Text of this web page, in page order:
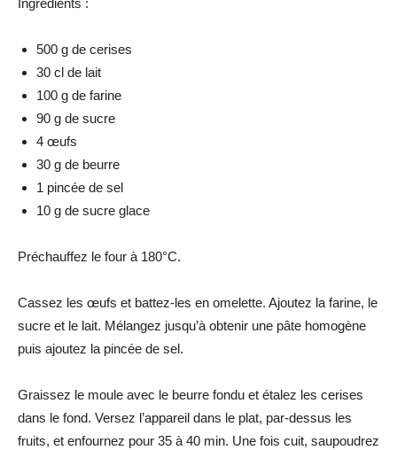
Ingrédients :
500 g de cerises
30 cl de lait
100 g de farine
90 g de sucre
4 œufs
30 g de beurre
1 pincée de sel
10 g de sucre glace
Préchauffez le four à 180°C.
Cassez les œufs et battez-les en omelette. Ajoutez la farine, le
sucre et le lait. Mélangez jusqu’à obtenir une pâte homogène
puis ajoutez la pincée de sel.
Graissez le moule avec le beurre fondu et étalez les cerises
dans le fond. Versez l’appareil dans le plat, par-dessus les
fruits, et enfournez pour 35 à 40 min. Une fois cuit, saupoudrez